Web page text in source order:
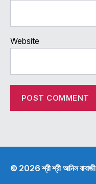
Website
© 2026শ্রী শ্রী আনিল বাবাজী